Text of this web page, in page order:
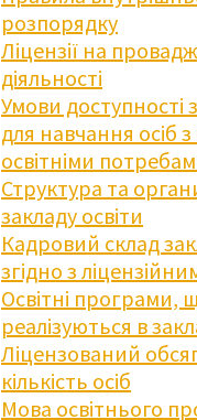
розпорядку
Ліцензії на
діяльності
Умови доступності
для навчання осіб
освітніми
Структура та
закладу освіти
Кадровий склад
згідно з
Освітні програми,
реалізуються в
Ліцензований
кількість осіб
Мова освітнього